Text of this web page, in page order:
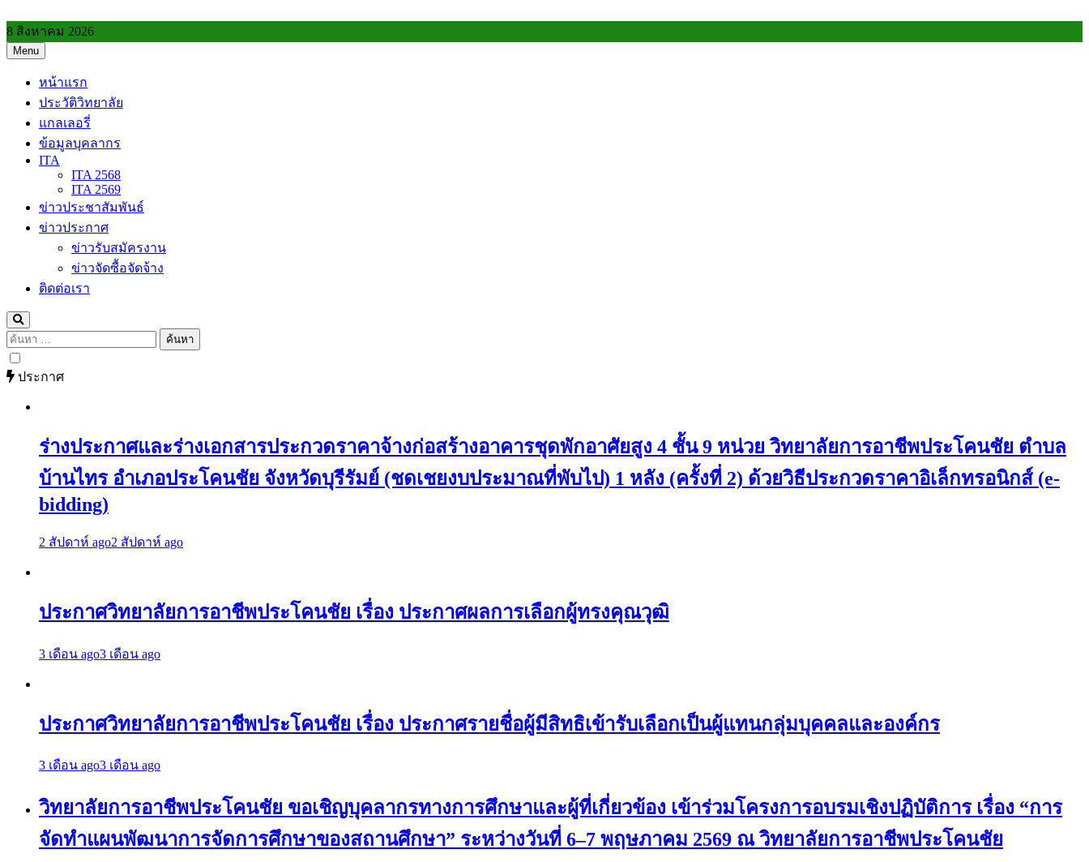
to
content
8 สิงหาคม 2026
Menu
หน้าแรก
ประวัติวิทยาลัย
แกลเลอรี่
ข้อมูลบุคลากร
ITA
ITA 2568
ITA 2569
ข่าวประชาสัมพันธ์
ข่าวประกาศ
ข่าวรับสมัครงาน
ข่าวจัดซื้อจัดจ้าง
ติดต่อเรา
ค้นหา
สำหรับ:
ประกาศ
ร่างประกาศและร่างเอกสารประกวดราคาจ้างก่อสร้างอาคารชุดพักอาศัยสูง 4 ชั้น 9 หน่วย วิทยาลัยการอาชีพประโคนชัย ตำบล
บ้านไทร อำเภอประโคนชัย จังหวัดบุรีรัมย์ (ชดเชยงบประมาณที่พับไป) 1 หลัง (ครั้งที่ 2) ด้วยวิธีประกวดราคาอิเล็กทรอนิกส์ (e-
bidding)
2 สัปดาห์ ago2 สัปดาห์ ago
ประกาศวิทยาลัยการอาชีพประโคนชัย เรื่อง ประกาศผลการเลือกผู้ทรงคุณวุฒิ
3 เดือน ago3 เดือน ago
ประกาศวิทยาลัยการอาชีพประโคนชัย เรื่อง ประกาศรายชื่อผู้มีสิทธิเข้ารับเลือกเป็นผู้แทนกลุ่มบุคคลและองค์กร
3 เดือน ago3 เดือน ago
วิทยาลัยการอาชีพประโคนชัย ขอเชิญบุคลากรทางการศึกษาและผู้ที่เกี่ยวข้อง เข้าร่วมโครงการอบรมเชิงปฏิบัติการ เรื่อง “การ
จัดทำแผนพัฒนาการจัดการศึกษาของสถานศึกษา” ระหว่างวันที่ 6–7 พฤษภาคม 2569 ณ วิทยาลัยการอาชีพประโคนชัย